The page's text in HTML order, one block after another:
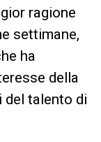
ragione
settimane,
ha
della
talento di